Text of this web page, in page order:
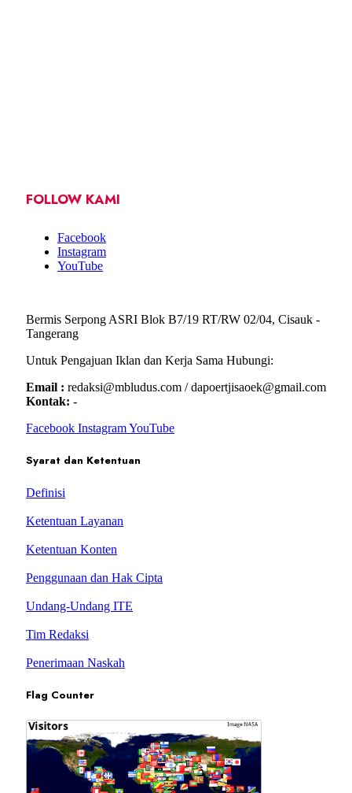
FOLLOW KAMI
Facebook
Instagram
YouTube
Bermis Serpong ASRI Blok B7/19 RT/RW 02/04, Cisauk -
Tangerang
Untuk Pengajuan Iklan dan Kerja Sama Hubungi:
Email : redaksi@mbludus.com / dapoertjisaoek@gmail.com
Kontak: -
Facebook InstagramYouTube
Syarat dan Ketentuan
Definisi
Ketentuan Layanan
Ketentuan Konten
Penggunaan dan Hak Cipta
Undang-Undang ITE
Tim Redaksi
Penerimaan Naskah
Flag Counter